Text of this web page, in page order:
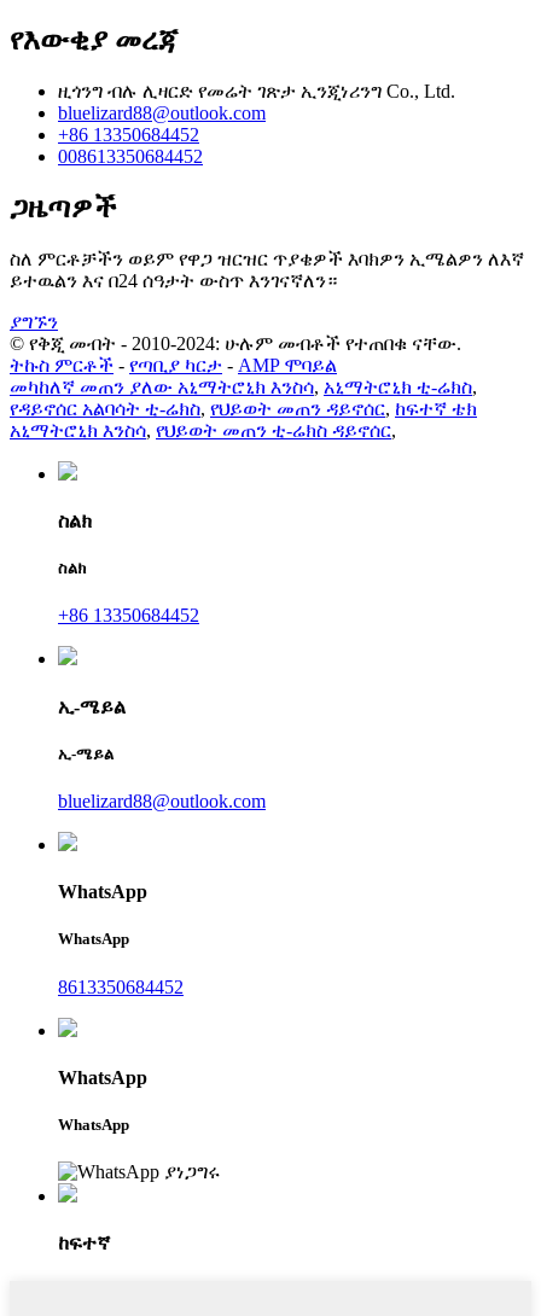
የእውቂያ መረጃ
ዚጎንግ ብሉ ሊዛርድ የመሬት ገጽታ ኢንጂነሪንግ Co., Ltd.
bluelizard88@outlook.com
+86 13350684452
008613350684452
ጋዜጣዎች
ስለ ምርቶቻችን ወይም የዋጋ ዝርዝር ጥያቄዎች እባክዎን ኢሜልዎን ለእኛ
ይተዉልን እና በ24 ሰዓታት ውስጥ እንገናኛለን።
ያግኙን
© የቅጂ መብት - 2010-2024: ሁሉም መብቶች የተጠበቁ ናቸው.
ትኩስ ምርቶች - የጣቢያ ካርታ - AMP ሞባይል
መካከለኛ መጠን ያለው አኒማትሮኒክ እንስሳ, አኒማትሮኒክ ቲ-ሬክስ,
የዳይኖሰር አልባሳት ቲ-ሬክስ, የህይወት መጠን ዳይኖሰር, ከፍተኛ ቴክ
አኒማትሮኒክ እንስሳ, የህይወት መጠን ቲ-ሬክስ ዳይኖሰር,
ስልክ
ስልክ
+86 13350684452
ኢ-ሜይል
ኢ-ሜይል
bluelizard88@outlook.com
WhatsApp
WhatsApp
8613350684452
WhatsApp
WhatsApp
ከፍተኛ